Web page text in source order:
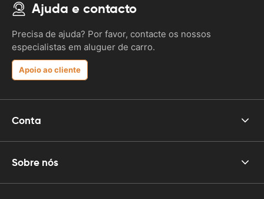
Ajuda e contacto
Precisa de ajuda? Por favor, contacte os nossos
especialistas em aluguer de carro.
Apoio ao cliente
Conta
Sobre nós